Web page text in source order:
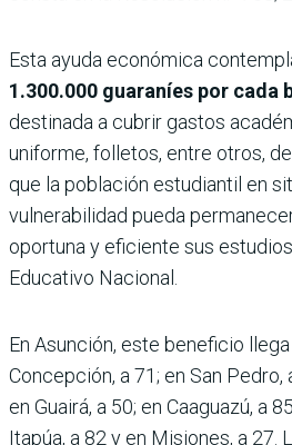
Esta ayuda económica
1.300.000 guaraníes por cada
destinada a cubrir gastos
uniforme, folletos, entre otros,
que la población estudiantil en
vulnerabilidad pueda
oportuna y eficiente sus
Educativo Nacional.
En Asunción, este beneficio
Concepción, a 71; en San Pedro,
en Guairá, a 50; en Caaguazú, a
Itapúa, a 82 y en Misiones, a 27.